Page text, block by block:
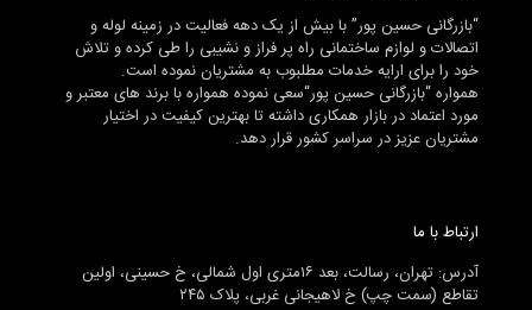
“بازرگانی حسین پور” با بیش از یک دهه فعالیت در زمینه لوله و
اتصالات و لوازم ساختمانی راه پر فراز و نشیبی را طی کرده و تلاش
خود را برای ارایه خدمات مطلبوب به مشتریان نموده است.
همواره “بازرگانی حسین پور“سعی نموده همواره با برند های معتبر و
مورد اعتماد در بازار همکاری داشته تا بهترین کیفیت در اختیار
مشتریان عزیز در سراسر کشور قرار دهد.
ارتباط با ما
آدرس: تهران، رسالت، بعد ۱۶متری اول شمالی، خ حسینی، اولین
تقاطع (سمت چپ) خ لاهیجانی غربی، پلاک ۲۴۵